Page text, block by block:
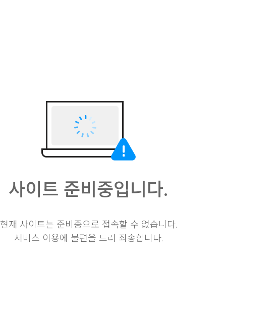
사이트 준비중입니다.
현재 사이트는 준비중으로 접속할 수 없습니다.
서비스 이용에 불편을 드려 죄송합니다.